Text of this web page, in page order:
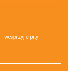
wesprzyj e-pity